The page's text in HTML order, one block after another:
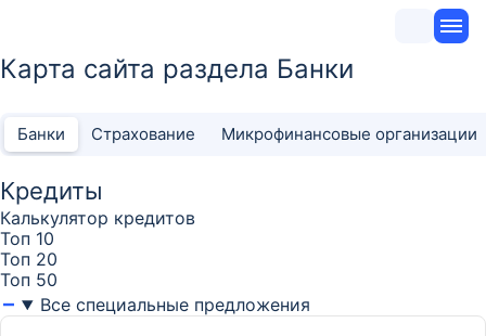
Карта сайта раздела Банки
Банки Страхование Микрофинансовые организации
Кредиты
Калькулятор кредитов
Топ 10
Топ 20
Топ 50
Все специальные предложения